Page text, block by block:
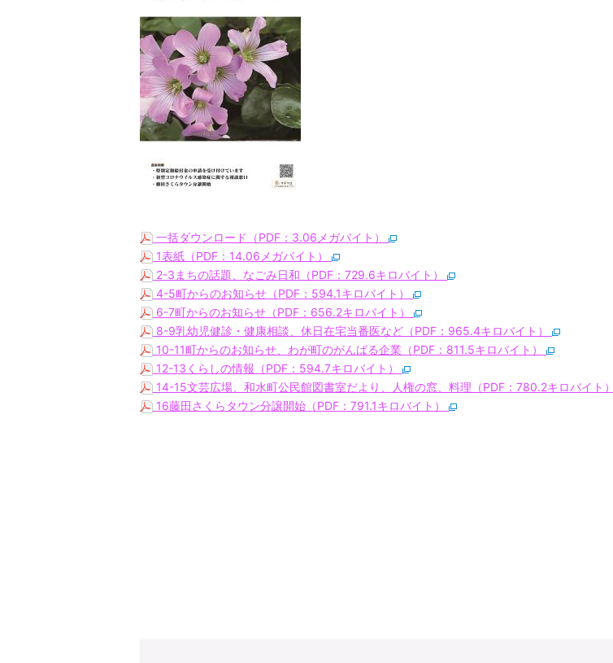
一括ダウンロード（PDF：3.06メガバイト）
1表紙（PDF：14.06メガバイト）
2-3まちの話題、なごみ日和（PDF：729.6キロバイト）
4-5町からのお知らせ（PDF：594.1キロバイト）
6-7町からのお知らせ（PDF：656.2キロバイト）
8-9乳幼児健診・健康相談、休日在宅当番医など（PDF：965.4キロバイト）
10-11町からのお知らせ、わが町のがんばる企業（PDF：811.5キロバイト）
12-13くらしの情報（PDF：594.7キロバイト）
14-15文芸広場、和水町公民館図書室だより、人権の窓、料理（PDF：780.2キロバイト）
16藤田さくらタウン分譲開始（PDF：791.1キロバイト）